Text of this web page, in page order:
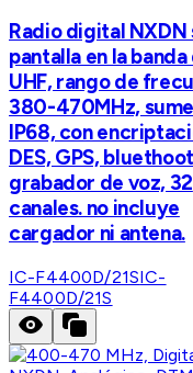
Radio digital NXDN
pantalla en la banda
UHF, rango de
380-470MHz,
IP68, con
DES, GPS,
grabador de voz, 32
canales. no incluye
cargador ni antena.
IC-F4400D/21SIC-
F4400D/21S